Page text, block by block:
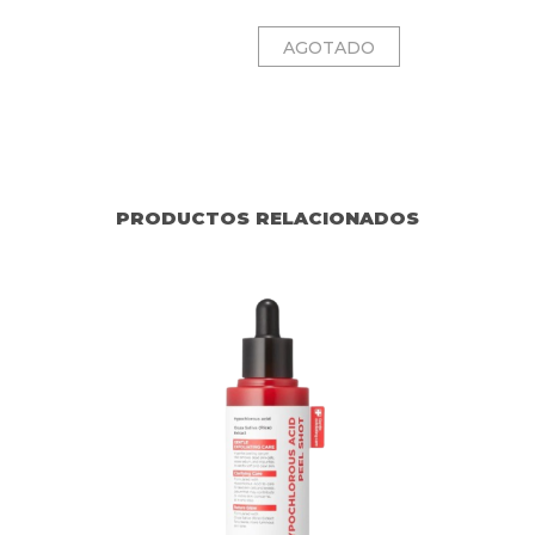
PRODUCTOS RELACIONADOS